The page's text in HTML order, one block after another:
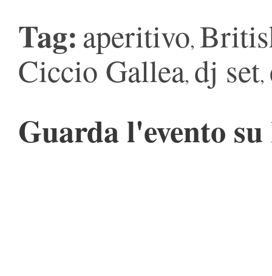
Tag: aperitivo,
Ciccio Gallea, dj set,
Guarda l'evento su